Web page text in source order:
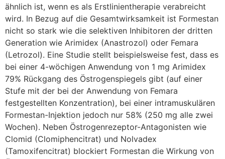
ähnlich ist, wenn es als Erstlinientherapie verabreicht
wird. In Bezug auf die Gesamtwirksamkeit ist Formestan
nicht so stark wie die selektiven Inhibitoren der dritten
Generation wie Arimidex (Anastrozol) oder Femara
(Letrozol). Eine Studie stellt beispielsweise fest, dass es
bei einer 4-wöchigen Anwendung von 1 mg Arimidex
79% Rückgang des Östrogenspiegels gibt (auf einer
Stufe mit der bei der Anwendung von Femara
festgestellten Konzentration), bei einer intramuskulären
Formestan-Injektion jedoch nur 58% (250 mg alle zwei
Wochen). Neben Östrogenrezeptor-Antagonisten wie
Clomid (Clomiphencitrat) und Nolvadex
(Tamoxifencitrat) blockiert Formestan die Wirkung von